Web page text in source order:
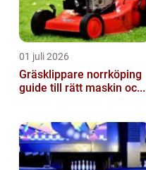
01 juli 2026
Gräsklippare norrköping
guide till rätt maskin oc...